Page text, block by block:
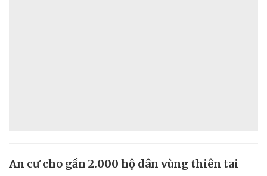
An cư cho gần 2.000 hộ dân vùng thiên tai